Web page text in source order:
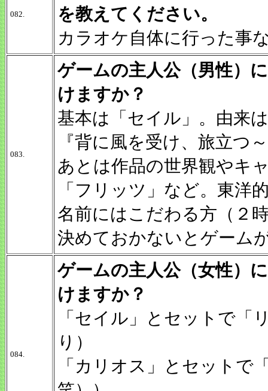
082.
を教えてください。
カラオケ自体に行った事
083.
ゲームの主人公（男性）
けますか？
基本は「セイル」。由来
『背に風を受け、旅立つ
あとは作品の世界観やキ
「フリッツ」など。東洋
名前にはこだわる方（２
決めておかないとゲーム
084.
ゲームの主人公（女性）
けますか？
「セイル」とセットで「
り）
「カリオス」とセット